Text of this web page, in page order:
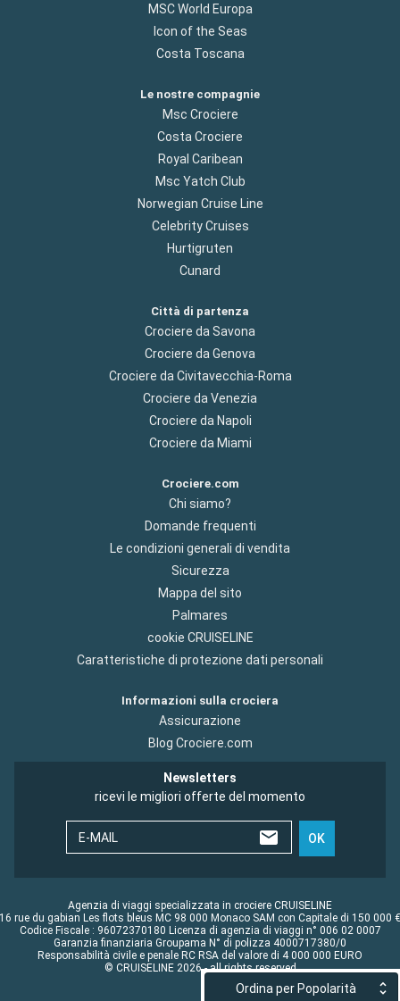
Ordina per Popolarità
MSC World Europa
Icon of the Seas
Costa Toscana
Le nostre compagnie
Msc Crociere
Costa Crociere
Royal Caribean
Msc Yatch Club
Norwegian Cruise Line
Celebrity Cruises
Hurtigruten
Cunard
Città di partenza
Crociere da Savona
Crociere da Genova
Crociere da Civitavecchia-Roma
Crociere da Venezia
Crociere da Napoli
Crociere da Miami
Crociere.com
Chi siamo?
Domande frequenti
Le condizioni generali di vendita
Sicurezza
Mappa del sito
Palmares
cookie CRUISELINE
Caratteristiche di protezione dati personali
Informazioni sulla crociera
Assicurazione
Blog Crociere.com
Newsletters
ricevi le migliori offerte del momento
E-MAIL OK
Agenzia di viaggi specializzata in crociere CRUISELINE
16 rue du gabian Les flots bleus MC 98 000 Monaco SAM con Capitale di 150 000 €
Codice Fiscale : 96072370180 Licenza di agenzia di viaggi n° 006 02 0007
Garanzia finanziaria Groupama N° di polizza 4000717380/0
Responsabilità civile e penale RC RSA del valore di 4 000 000 EURO
© CRUISELINE 2026 - all rights reserved